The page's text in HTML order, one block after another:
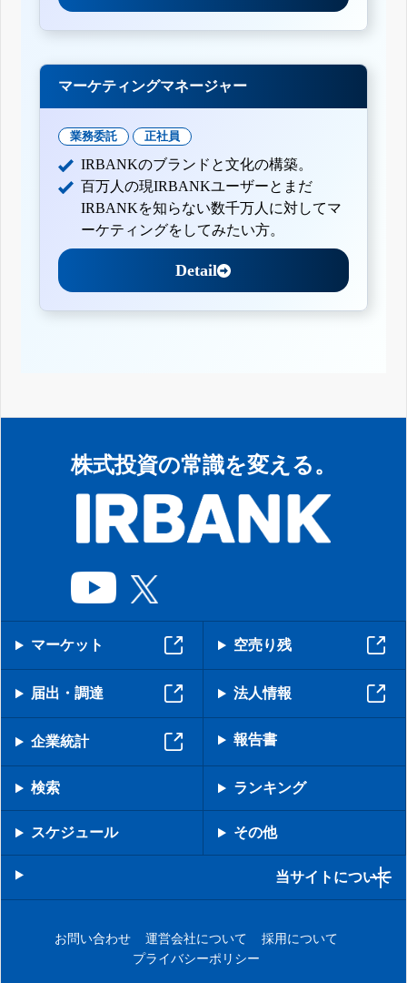
マーケティングマネージャー
業務委託 正社員
IRBANKのブランドと文化の構築。
百万人の現IRBANKユーザーとまだ
IRBANKを知らない数千万人に対してマ
ーケティングをしてみたい方。
Detail
株式投資の常識を変える。
マーケット 空売り残
届出・調達 法人情報
企業統計 報告書
検索 ランキング
スケジュール その他
当サイトについて
お問い合わせ 運営会社について
採用について
プライバシーポリシー